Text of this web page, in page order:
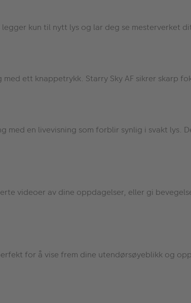
kun til nytt lys og lar deg se mesterverket
ett knappetrykk. Starry Sky AF sikrer skarp
med en livevisning som forblir synlig i svakt
videoer av dine oppdagelser, eller gi
for å vise frem dine utendørsøyeblikk og